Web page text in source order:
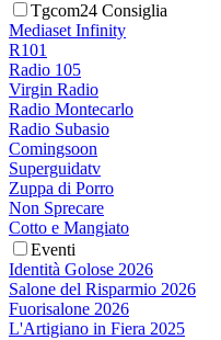
Tgcom24 Consiglia
Mediaset Infinity
R101
Radio 105
Virgin Radio
Radio Montecarlo
Radio Subasio
Comingsoon
Superguidatv
Zuppa di Porro
Non Sprecare
Cotto e Mangiato
Eventi
Identità Golose 2026
Salone del Risparmio 2026
Fuorisalone 2026
L'Artigiano in Fiera 2025